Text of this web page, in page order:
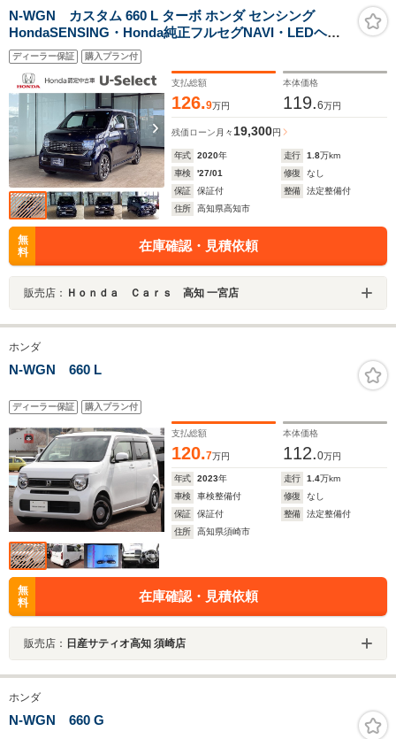
N-WGN カスタム 660 L ターボ ホンダ センシング
HondaSENSING・Honda純正フルセグNAVI・LEDヘッ
ドライト・シートヒーターアルミホイール・ETC
ディーラー保証 購入プラン付
支払総額
126.9万円
本体価格
119.6万円
残価ローン 月々 19,300円
年式 2020年 走行 1.8万km
車検
'27/01 修復
なし
保証
保証付 整備
法定整備付
住所
高知県高知市
無
料
在庫確認・見積依頼
販売店： Ｈｏｎｄａ Ｃａｒｓ 高知 一宮店
ホンダ
N-WGN 660 L
ディーラー保証 購入プラン付
支払総額
120.7万円
本体価格
112.0万円
年式 2023年 走行 1.4万km
車検
車検整備付 修復
なし
保証
保証付 整備
法定整備付
住所
高知県須崎市
無
料
在庫確認・見積依頼
販売店： 日産サティオ高知 須崎店
ホンダ
N-WGN 660 G